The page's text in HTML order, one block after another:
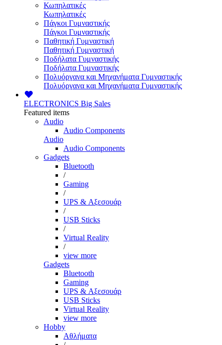
Κωπηλατικές
Κωπηλατικές
Πάγκοι Γυμναστικής
Πάγκοι Γυμναστικής
Παθητική Γυμναστική
Παθητική Γυμναστική
Ποδήλατα Γυμναστικής
Ποδήλατα Γυμναστικής
Πολυόργανα και Μηχανήματα Γυμναστικής
Πολυόργανα και Μηχανήματα Γυμναστικής
ELECTRONICS Big Sales
Featured items
Audio
Audio Components
Audio
Audio Components
Gadgets
Bluetooth
/
Gaming
/
UPS & Αξεσουάρ
/
USB Sticks
/
Virtual Reality
/
view more
Gadgets
Bluetooth
Gaming
UPS & Αξεσουάρ
USB Sticks
Virtual Reality
view more
Hobby
Αθλήματα